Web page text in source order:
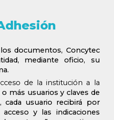
documentos, Concytec
mediante oficio, su
de la institución a la
más usuarios y claves de
cada usuario recibirá por
y las indicaciones